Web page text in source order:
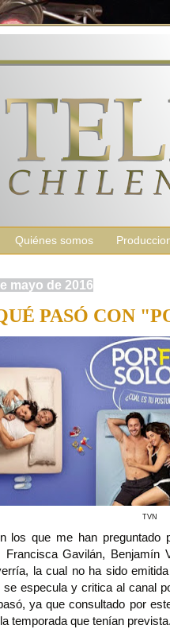
Quiénes somos
mayo de 2016
PASÓ CON
TVN
los que me han preguntado
Francisca Gavilán, Benjamín
la cual no ha sido
se especula y critica al canal
ya que consultado por
temporada que tenían prevista.